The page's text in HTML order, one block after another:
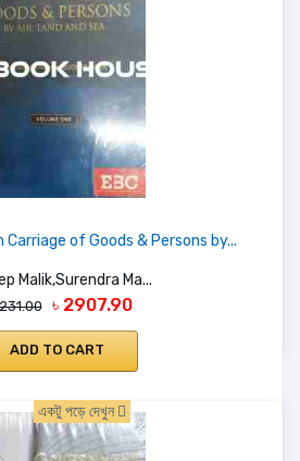
of Goods & Persons by...
Malik,Surendra Ma...
৳ 2907.90
ADD TO CART
একটু পড়ে দেখুন